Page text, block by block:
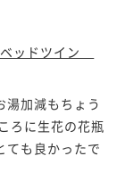
ッドツイン
湯加減もちょう
ろに生花の花瓶
ても良かったで